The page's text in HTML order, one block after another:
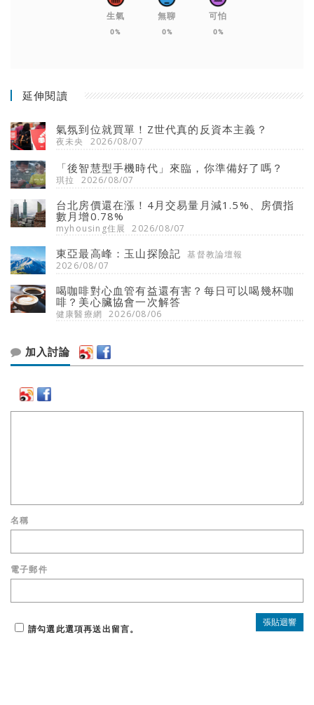
生氣
0%
無聊
0%
可怕
0%
延伸閱讀
氣氛到位就買單！Z世代真的反資本主義？
夜未央 2026/08/07
「後智慧型手機時代」來臨，你準備好了嗎？
琪拉 2026/08/07
台北房價還在漲！4月交易量月減1.5%、房價指
數月增0.78%
myhousing住展 2026/08/07
東亞最高峰：玉山探險記
基督教論壇報
2026/08/07
喝咖啡對心血管有益還有害？每日可以喝幾杯咖
啡？美心臟協會一次解答
健康醫療網 2026/08/06
加入討論
名稱
電子郵件
請勾選此選項再送出留言。